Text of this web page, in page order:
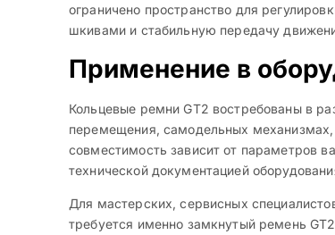
ограничено пространство для
шкивами и стабильную передачу
Применение в
Кольцевые ремни GT2 востребованы в
перемещения, самодельных механизмах,
совместимость зависит от параметров
технической документацией
Для мастерских, сервисных
требуется именно замкнутый ремень